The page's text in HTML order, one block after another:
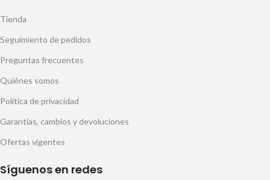
Tienda
Seguimiento de pedidos
Preguntas frecuentes
Quiénes somos
Política de privacidad
Garantías, cambios y devoluciones
Ofertas vigentes
Síguenos en redes